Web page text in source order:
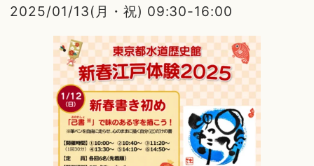
2025/01/13(月・祝) 09:30-16:00